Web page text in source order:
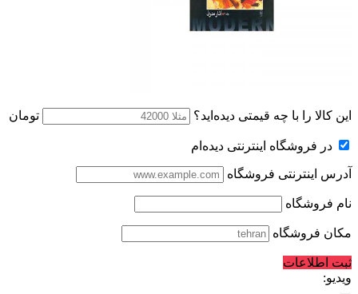
این کالا را با چه قیمتی دیده‌اید؟ تومان
در فروشگاه اینترنتی دیده‌ام
آدرس اینترنتی فروشگاه
نام فروشگاه
مکان فروشگاه
ثبت اطلاعات
ویدیو: